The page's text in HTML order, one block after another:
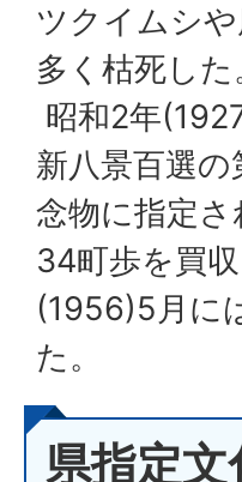
ツクイムシ
多く枯死した
昭和2年
新八景百選
念物に指定
34町歩を買
(1956)5月に
た。
県指定文